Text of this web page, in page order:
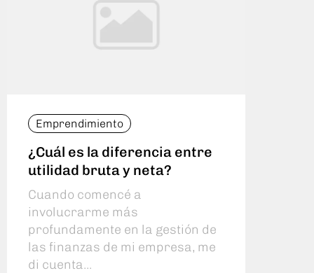
Emprendimiento
¿Cuál es la diferencia entre
utilidad bruta y neta?
Cuando comencé a
involucrarme más
profundamente en la gestión de
las finanzas de mi empresa, me
di cuenta...